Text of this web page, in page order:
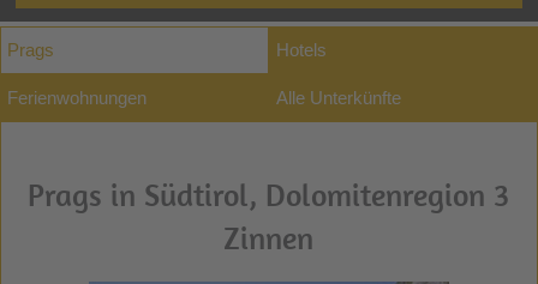
Prags Hotels
Ferienwohnungen Alle Unterkünfte
Prags in Südtirol, Dolomitenregion 3
Zinnen